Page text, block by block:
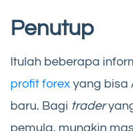
Penutup
Itulah beberapa
profit forex yang bisa
baru. Bagi trader
pemula, mungkin